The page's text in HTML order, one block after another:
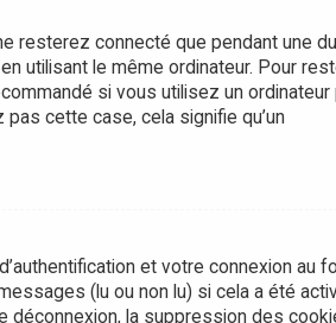
resterez connecté que pendant une
utilisant le même ordinateur. Pour
si vous utilisez un ordinateur
cette case, cela signifie qu’un
et votre connexion au
(lu ou non lu) si cela a été
déconnexion, la suppression des